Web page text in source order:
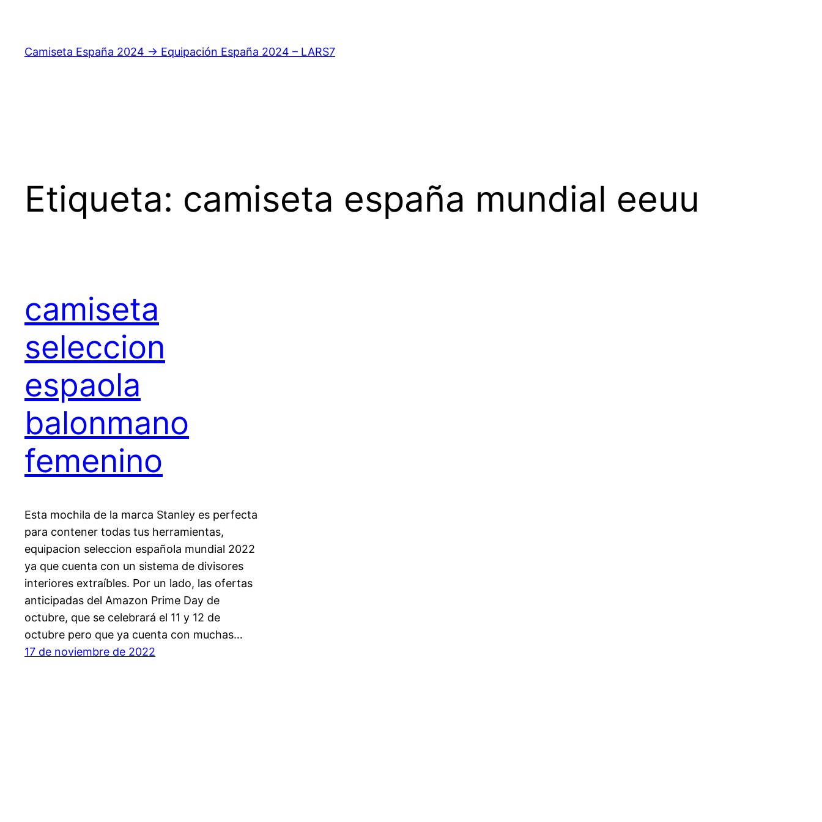
contenido
Camiseta España 2024 → Equipación España 2024 – LARS7
Etiqueta: camiseta españa mundial eeuu
camiseta
seleccion
espaola
balonmano
femenino
Esta mochila de la marca Stanley es perfecta
para contener todas tus herramientas,
equipacion seleccion española mundial 2022
ya que cuenta con un sistema de divisores
interiores extraíbles. Por un lado, las ofertas
anticipadas del Amazon Prime Day de
octubre, que se celebrará el 11 y 12 de
octubre pero que ya cuenta con muchas…
17 de noviembre de 2022